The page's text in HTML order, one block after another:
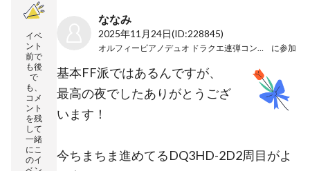
イベ
ント
前で
も後
で
も、
コメ
ント
を残
して
一緒
にこ
のイ
ななみ
2025年11月24日(ID:228845)
に参加
基本FF派ではあるんですが、
最高の夜でしたありがとうござ
います！
今ちまちま進めてるDQ3HD-2D2周目がよ